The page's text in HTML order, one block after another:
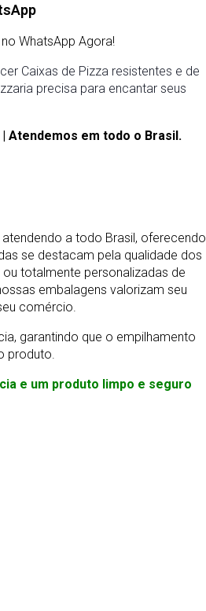
WhatsApp Agora!
Caixas de Pizza resistentes e de
precisa para encantar seus
Atendemos em todo o Brasil.
a todo Brasil, oferecendo
se destacam pela qualidade dos
totalmente personalizadas de
embalagens valorizam seu
comércio.
garantindo que o empilhamento
produto.
e um produto limpo e seguro